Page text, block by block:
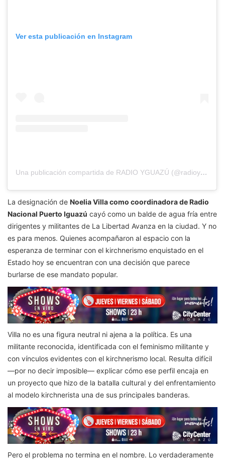
Ver esta publicación en Instagram
Una publicación compartida de RADIO YGUAZÚ (@radioyguazu)
La designación de Noelia Villa como coordinadora de Radio
Nacional Puerto Iguazú cayó como un balde de agua fría entre
dirigentes y militantes de La Libertad Avanza en la ciudad. Y no
es para menos. Quienes acompañaron al espacio con la
esperanza de terminar con el kirchnerismo enquistado en el
Estado hoy se encuentran con una decisión que parece
burlarse de ese mandato popular.
Villa no es una figura neutral ni ajena a la política. Es una
militante reconocida, identificada con el feminismo militante y
con vínculos evidentes con el kirchnerismo local. Resulta difícil
—por no decir imposible— explicar cómo ese perfil encaja en
un proyecto que hizo de la batalla cultural y del enfrentamiento
al modelo kirchnerista una de sus principales banderas.
Pero el problema no termina en el nombre. Lo verdaderamente